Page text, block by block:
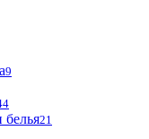
9
белья21